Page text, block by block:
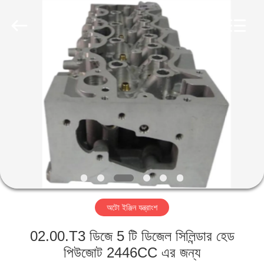
আমাদের
সম্পর্কে
কারখানা
অটো ইঞ্জিন যন্ত্রাংশ
02.00.T3 ডিজে 5 টি ডিজেল সিলিন্ডার হেড
পিউজোট 2446CC এর জন্য